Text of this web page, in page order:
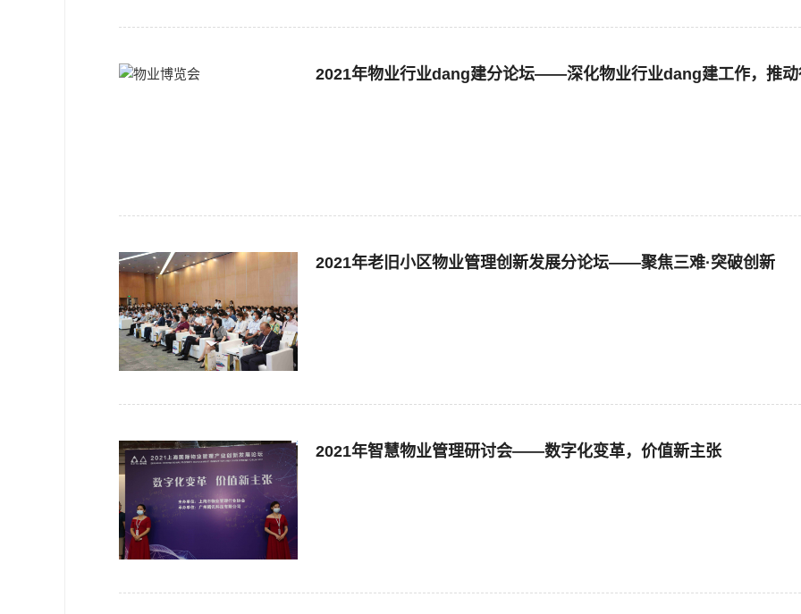
2021年物业行业dang建分论坛——深化物业行业dang建工作，推动
2021年老旧小区物业管理创新发展分论坛——聚焦三难·突破创新
2021年智慧物业管理研讨会——数字化变革，价值新主张